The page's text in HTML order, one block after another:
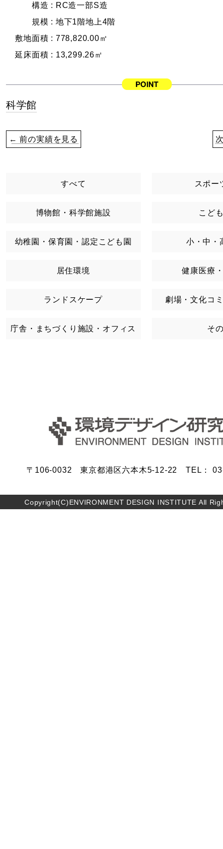
構造 : RC造一部S造
規模 : 地下1階地上4階
敷地面積 : 778,820.00㎡
延床面積 : 13,299.26㎡
科学館
← 前の実績を見る
すべて スポー
博物館・科学館施設 こど
幼稚園・保育園・認定こども園 小・中・
居住環境 健康医療
ランドスケープ 劇場・文化コ
庁舎・まちづくり施設・オフィス そ
〒106-0032 東京都港区六本木5-12-22 TEL：
Copyright(C)ENVIRONMENT DESIGN INSTITUTE All